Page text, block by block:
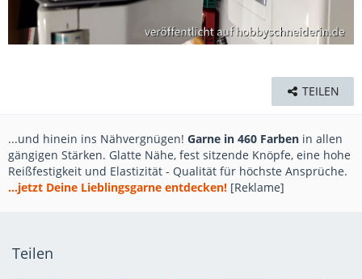
TEILEN
...und hinein ins Nähvergnügen! Garne in 460 Farben in allen
gängigen Stärken. Glatte Nähe, fest sitzende Knöpfe, eine hohe
Reißfestigkeit und Elastizität - Qualität für höchste Ansprüche.
...jetzt Deine Lieblingsgarne entdecken! [Reklame]
Teilen